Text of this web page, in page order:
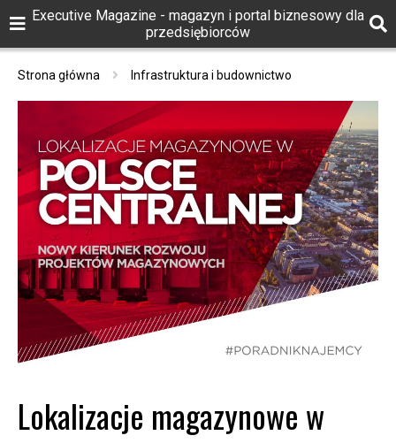
Executive Magazine - magazyn i portal biznesowy dla
przedsiębiorców
Strona główna Infrastruktura i budownictwo
Lokalizacje magazynowe w